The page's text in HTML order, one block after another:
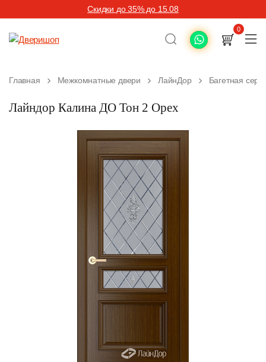
Скидки до 35% до 15.08
0
Главная Межкомнатные двери ЛайнДор Багетная
Лайндор Калина ДО Тон 2 Орех